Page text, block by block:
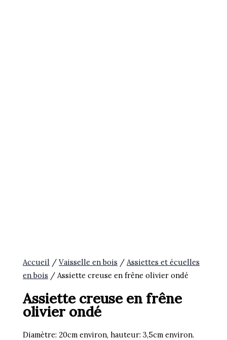
Accueil /Vaisselle en bois /Assiettes et écuelles
en bois / Assiette creuse en frêne olivier ondé
Assiette creuse en frêne
olivier ondé
Diamètre: 20cm environ, hauteur: 3,5cm environ.